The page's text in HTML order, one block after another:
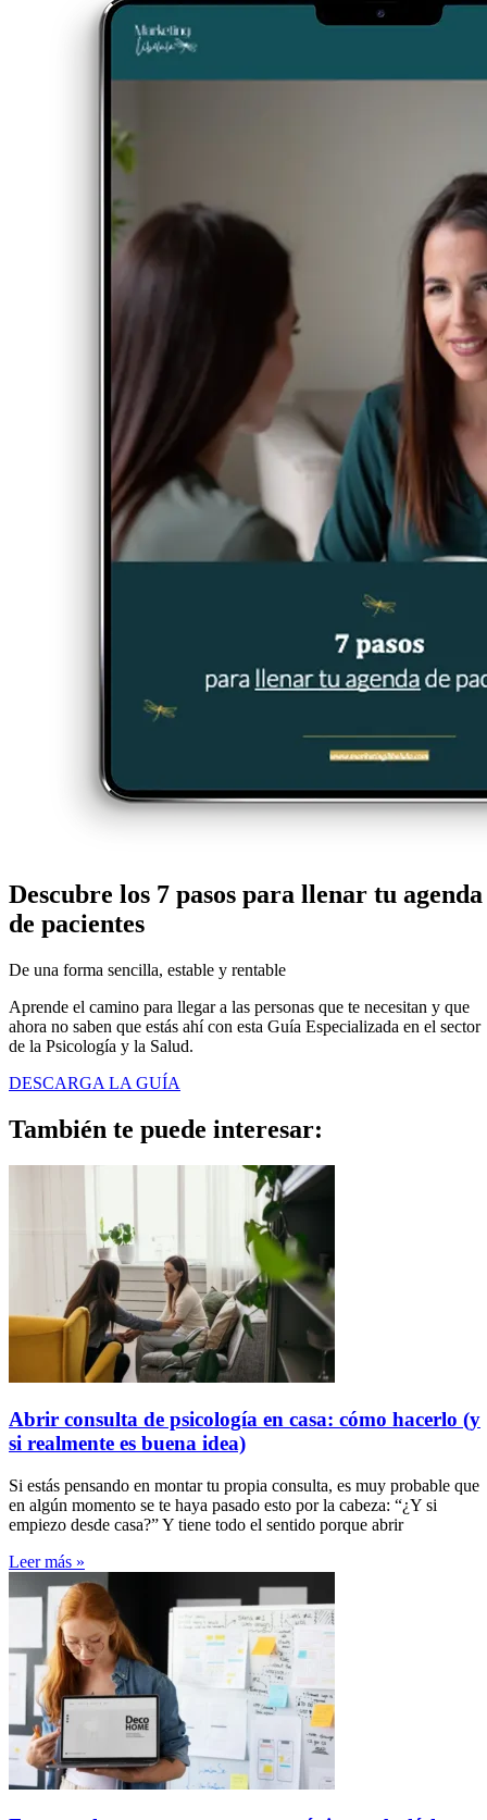
Descubre los 7 pasos para llenar tu agenda
de pacientes
De una forma sencilla, estable y rentable
Aprende el camino para llegar a las personas que te necesitan y que
ahora no saben que estás ahí con esta Guía Especializada en el sector
de la Psicología y la Salud.
DESCARGA LA GUÍA
También te puede interesar:
Abrir consulta de psicología en casa: cómo hacerlo (y
si realmente es buena idea)
Si estás pensando en montar tu propia consulta, es muy probable que
en algún momento se te haya pasado esto por la cabeza: “¿Y si
empiezo desde casa?” Y tiene todo el sentido porque abrir
Leer más »